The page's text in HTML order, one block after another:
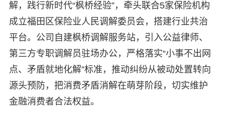
解，践行新时代“枫桥经验”，牵头联合5家保险机构
成立福田区保险业人民调解委员会，搭建行业共治
平台。公司自建枫桥调解服务站，引入公益律师、
第三方专职调解员驻场办公，严格落实“小事不出网
点、矛盾就地化解”标准，推动纠纷从被动处置转向
源头预防，把消费矛盾消解在萌芽阶段，切实维护
金融消费者合法权益。